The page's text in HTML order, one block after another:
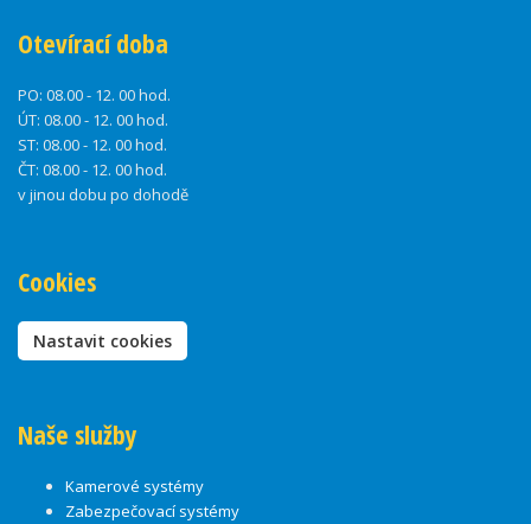
Otevírací doba
PO: 08.00 - 12. 00 hod.
ÚT: 08.00 - 12. 00 hod.
ST: 08.00 - 12. 00 hod.
ČT: 08.00 - 12. 00 hod.
v jinou dobu po dohodě
Cookies
Nastavit cookies
Naše služby
Kamerové systémy
Zabezpečovací systémy